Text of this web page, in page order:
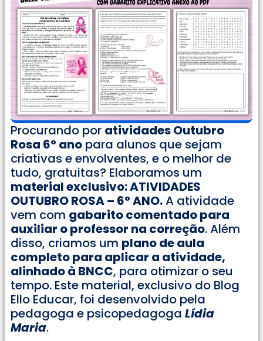
Procurando por atividades Outubro
Rosa 6° ano para alunos que sejam
criativas e envolventes, e o melhor de
tudo, gratuitas? Elaboramos um
material exclusivo: ATIVIDADES
OUTUBRO ROSA – 6° ANO.A atividade
vem com gabarito comentado para
auxiliar o professor na correção. Além
disso, criamos um plano de aula
completo para aplicar a atividade,
alinhado à BNCC, para otimizar o seu
tempo. Este material, exclusivo do Blog
Ello Educar, foi desenvolvido pela
pedagoga e psicopedagoga Lídia
Maria.